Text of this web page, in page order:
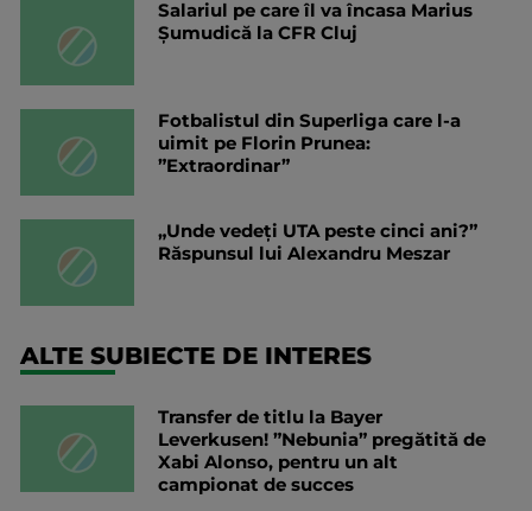
Salariul pe care îl va încasa Marius
Șumudică la CFR Cluj
Fotbalistul din Superliga care l-a
uimit pe Florin Prunea:
”Extraordinar”
„Unde vedeți UTA peste cinci ani?”
Răspunsul lui Alexandru Meszar
ALTE SUBIECTE DE INTERES
Transfer de titlu la Bayer
Leverkusen! ”Nebunia” pregătită de
Xabi Alonso, pentru un alt
campionat de succes